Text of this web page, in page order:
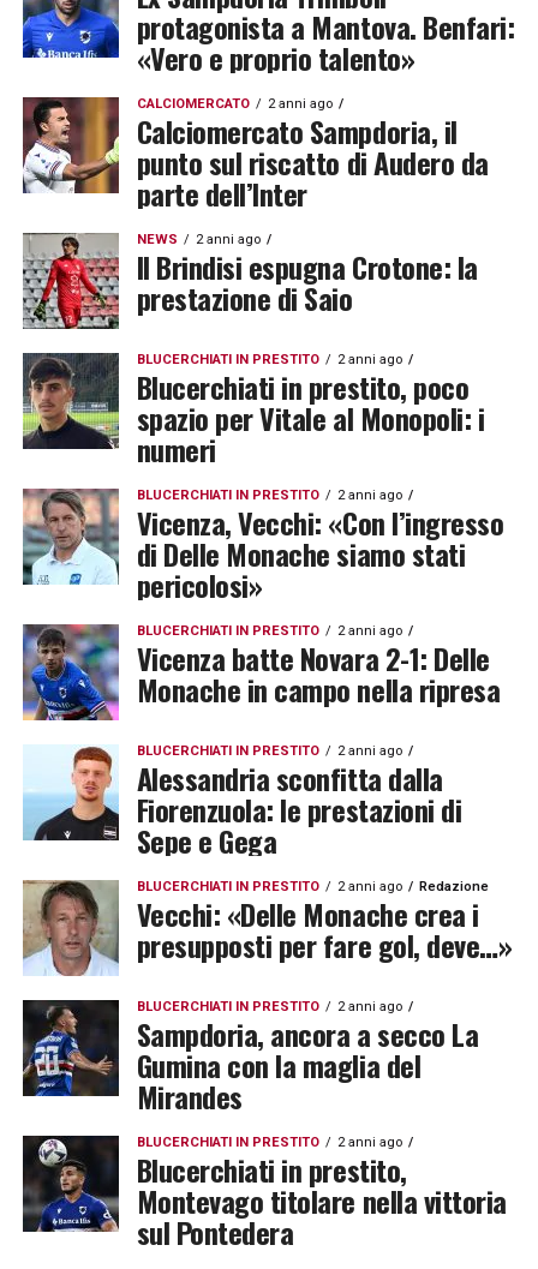
protagonista a Mantova. Benfari:
«Vero e proprio talento»
CALCIOMERCATO 2 anni ago
Calciomercato Sampdoria, il
punto sul riscatto di Audero da
parte dell’Inter
NEWS 2 anni ago
Il Brindisi espugna Crotone: la
prestazione di Saio
BLUCERCHIATI IN PRESTITO 2 anni ago
Blucerchiati in prestito, poco
spazio per Vitale al Monopoli: i
numeri
BLUCERCHIATI IN PRESTITO 2 anni ago
Vicenza, Vecchi: «Con l’ingresso
di Delle Monache siamo stati
pericolosi»
BLUCERCHIATI IN PRESTITO 2 anni ago
Vicenza batte Novara 2-1: Delle
Monache in campo nella ripresa
BLUCERCHIATI IN PRESTITO 2 anni ago
Alessandria sconfitta dalla
Fiorenzuola: le prestazioni di
Sepe e Gega
BLUCERCHIATI IN PRESTITO 2 anni ago Redazione
Vecchi: «Delle Monache crea i
presupposti per fare gol, deve…»
BLUCERCHIATI IN PRESTITO 2 anni ago
Sampdoria, ancora a secco La
Gumina con la maglia del
Mirandes
BLUCERCHIATI IN PRESTITO 2 anni ago
Blucerchiati in prestito,
Montevago titolare nella vittoria
sul Pontedera